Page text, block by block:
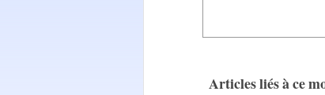
Articles liés à ce